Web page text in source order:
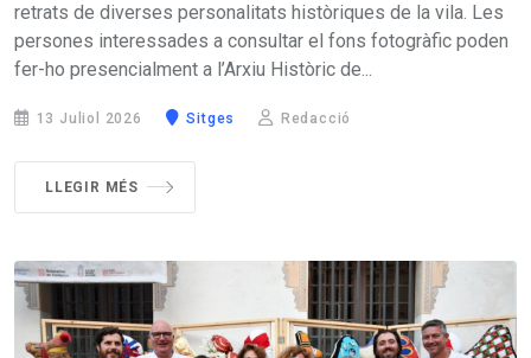
retrats de diverses personalitats històriques de la vila. Les
persones interessades a consultar el fons fotogràfic poden
fer-ho presencialment a l’Arxiu Històric de...
13 Juliol 2026 Sitges Redacció
LLEGIR MÉS